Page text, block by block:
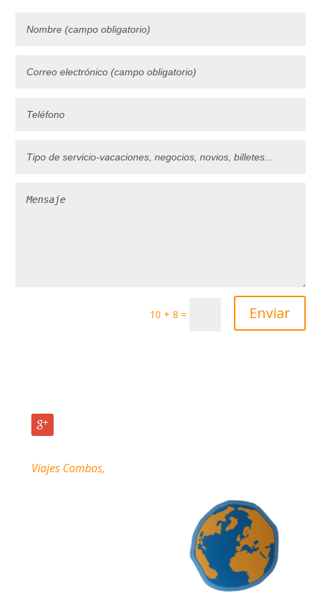
10 + 8 = Enviar
Viajes Combos,